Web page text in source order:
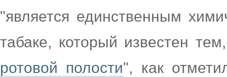
"является единственным
табаке, который известен
ротовой полости", как